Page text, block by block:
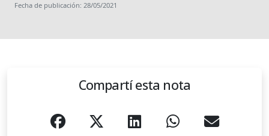
Fecha de publicación: 28/05/2021
Compartí esta nota